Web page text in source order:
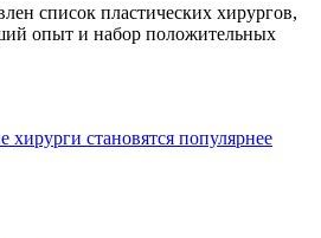
список пластических хирургов,
опыт и набор положительных
хирурги становятся популярнее